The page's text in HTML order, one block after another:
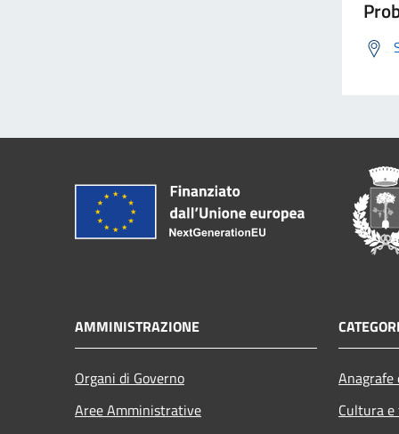
AMMINISTRAZIONE
Organi di Governo
Aree Amministrative
Cultura